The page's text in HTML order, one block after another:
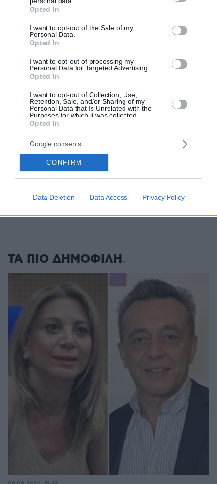
grant or deny consent to Google and its third-party tags to
use your data for below specified purposes in below Google
consent section.
Opted In
I want to opt-out of the Sale of my
Personal Data.
Opted In
I want to opt-out of processing my
Personal Data for Targeted Advertising.
Opted In
I want to opt-out of Collection, Use,
Retention, Sale, and/or Sharing of my
Personal Data that Is Unrelated with the
Purposes for which it was collected.
Opted In
Google consents
CONFIRM
Data Deletion Data Access Privacy Policy
Ιστιοφόρο με έξι επιβαίνοντες προσάραξε σε βραχώδη
βυθό στη Μουτσούνα της Νάξου
Ολική έκλειψη Ηλίου στις 12 Αυγούστου: Η Ευρώπη
ετοιμάζεται για ένα σπάνιο ουράνιο θέαμα
Σούσι στο σπίτι; Κι όμως γίνεται με μερικά απλά βήματα
(+συνταγή)
«Κόκκινος» συναγερμός σήμερα σε Αττική και νησιά
λόγω πολύ υψηλού κινδύνου πυρκαγιάς – Πού ισχύει το
πριν μία ώρα
Μεγάλη φωτιά στο όρος Μπρόμο: Έκλεισε το εθνικό
09.08.2026, 06:41
ΔΕΙΤΕ ΟΛΕΣ ΤΙΣ ΕΙΔΗΣΕΙΣ
ΤΑ ΠΙΟ ΔΗΜΟΦΙΛΗ